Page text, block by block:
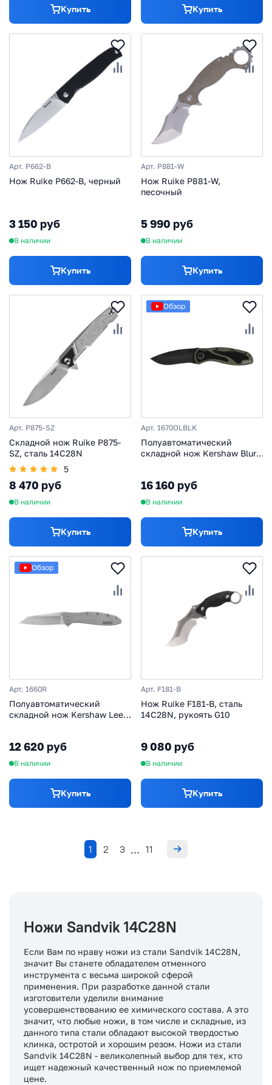
Купить Купить
Арт. P662-B
Нож Ruike P662-B, черный
3 150 руб
В наличии
Купить
Арт. P881-W
Нож Ruike P881-W,
песочный
5 990 руб
В наличии
Купить
Арт. P875-SZ
Складной нож Ruike P875-
SZ, сталь 14C28N
5
8 470 руб
В наличии
Купить
Обзор
Арт. 1670OLBLK
Полуавтоматический
складной нож Kershaw Blur,
16 160 руб
В наличии
Купить
Обзор
Арт. 1660R
Полуавтоматический
складной нож Kershaw Leek
12 620 руб
В наличии
Купить
Арт. F181-B
Нож Ruike F181-B, сталь
14C28N, рукоять G10
9 080 руб
В наличии
Купить
1 2 3 … 11
Ножи Sandvik 14C28N
Если Вам по нраву ножи из стали Sandvik 14C28N,
значит Вы станете обладателем отменного
инструмента с весьма широкой сферой
применения. При разработке данной стали
изготовители уделили внимание
усовершенствованию ее химического состава. А это
значит, что любые ножи, в том числе и складные, из
данного типа стали обладают высокой твердостью
клинка, остротой и хорошим резом. Ножи из стали
Sandvik 14C28N - великолепный выбор для тех, кто
ищет надежный качественный нож по приемлемой
цене.